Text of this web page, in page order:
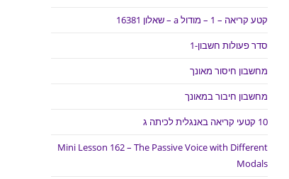
קטע קריאה – 1 – מודול a – שאלון 16381
סדר פעולות חשבון-1
מחשבון חיסור מאונך
מחשבון חיבור במאונך
10 קטעי קריאה באנגלית לכיתה ג
Mini Lesson 162 – The Passive Voice with Different
Modals